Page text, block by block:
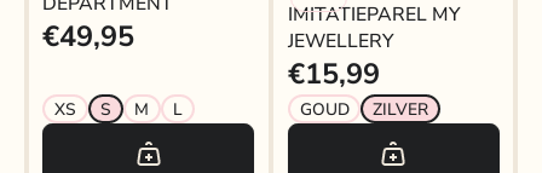
€49,95
XS S M L
IMITATIEPAREL MY
JEWELLERY
€15,99
GOUD ZILVER